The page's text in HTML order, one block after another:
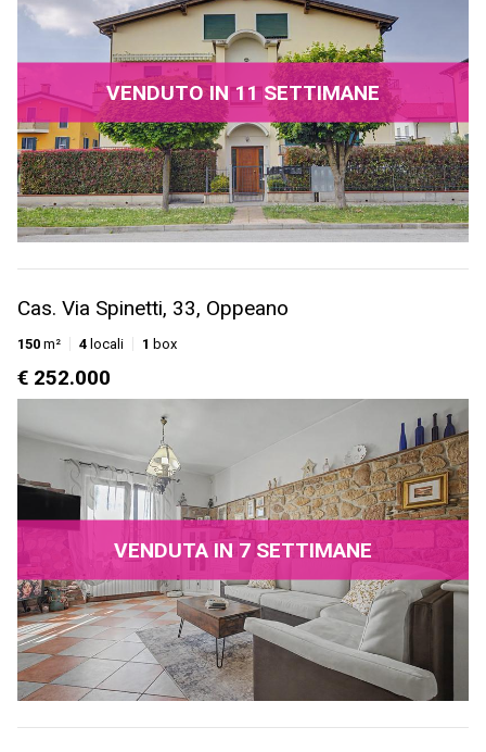
VENDUTO IN 11 SETTIMANE
Cas. Via Spinetti, 33, Oppeano
150 m² 4 locali 1 box
€ 252.000
VENDUTA IN 7 SETTIMANE